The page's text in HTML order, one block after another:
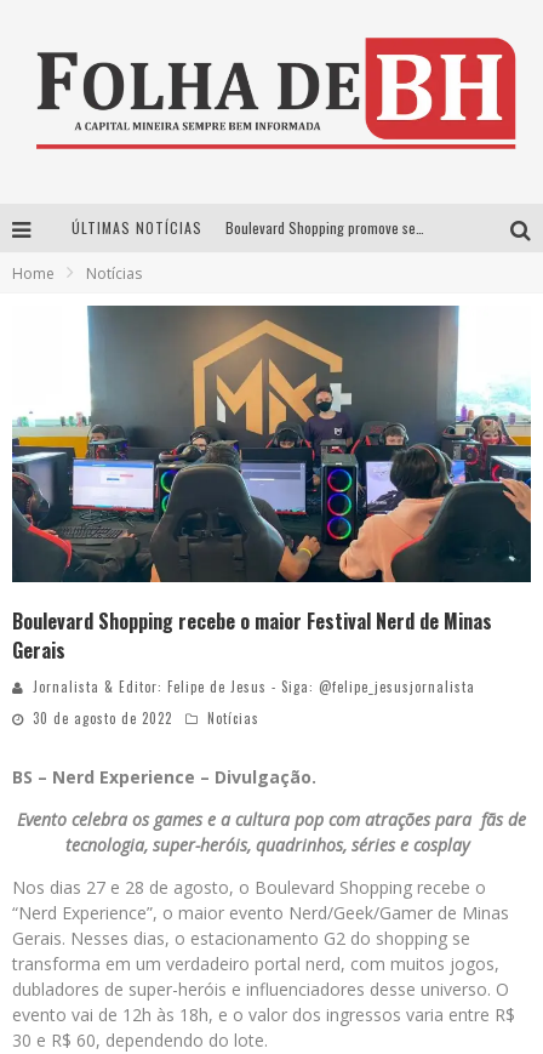
ÚLTIMAS NOTÍCIAS
Home Notícias
Boulevard Shopping recebe o maior Festival Nerd de Minas
Gerais
Jornalista & Editor: Felipe de Jesus - Siga: @felipe_jesusjornalista
30 de agosto de 2022
Notícias
BS – Nerd Experience – Divulgação.
Evento celebra os games e a cultura pop com atrações para fãs de
tecnologia, super-heróis, quadrinhos, séries e cosplay
Nos dias 27 e 28 de agosto, o Boulevard Shopping recebe o
“Nerd Experience”, o maior evento Nerd/Geek/Gamer de Minas
Gerais. Nesses dias, o estacionamento G2 do shopping se
transforma em um verdadeiro portal nerd, com muitos jogos,
dubladores de super-heróis e influenciadores desse universo. O
evento vai de 12h às 18h, e o valor dos ingressos varia entre R$
30 e R$ 60, dependendo do lote.